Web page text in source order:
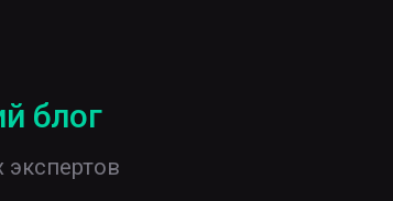
блог
экспертов